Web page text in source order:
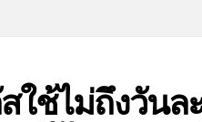
ใช้ไม่ถึงวัน